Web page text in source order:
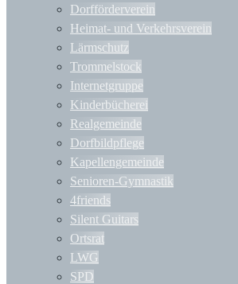
Dorfförderverein
Heimat- und Verkehrsverein
Lärmschutz
Trommelstock
Internetgruppe
Kinderbücherei
Realgemeinde
Dorfbildpflege
Kapellengemeinde
Senioren-Gymnastik
4friends
Silent Guitars
Ortsrat
LWG
SPD